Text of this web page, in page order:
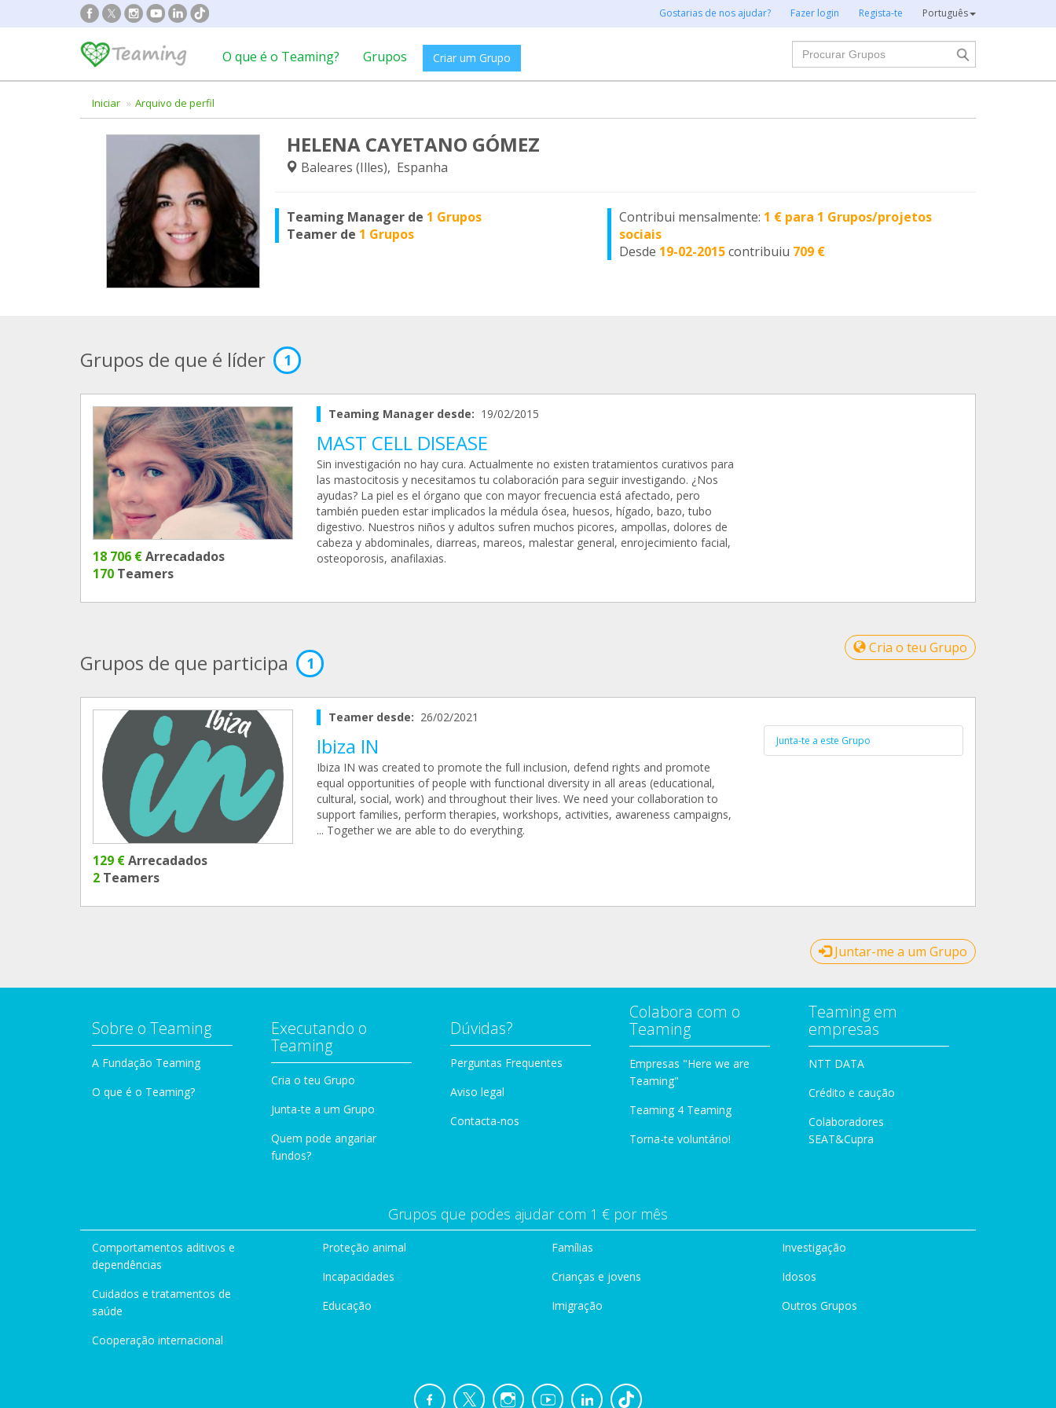
Gostarias de nos ajudar? Fazer login Regista-te Português
O que é o Teaming? Grupos Criar um Grupo
Procurar
Iniciar Arquivo de perfil
HELENA CAYETANO GÓMEZ
Baleares (Illes), Espanha
Teaming Manager de 1 Grupos
Teamer de 1 Grupos
Contribui mensalmente: 1 € para 1 Grupos/projetos
sociais
Desde 19-02-2015contribuiu 709 €
Grupos de que é líder 1
18 706 €Arrecadados
170 Teamers
Teaming Manager desde: 19/02/2015
MAST CELL DISEASE
Sin investigación no hay cura. Actualmente no existen tratamientos curativos para
las mastocitosis y necesitamos tu colaboración para seguir investigando. ¿Nos
ayudas? La piel es el órgano que con mayor frecuencia está afectado, pero
también pueden estar implicados la médula ósea, huesos, hígado, bazo, tubo
digestivo. Nuestros niños y adultos sufren muchos picores, ampollas, dolores de
cabeza y abdominales, diarreas, mareos, malestar general, enrojecimiento facial,
osteoporosis, anafilaxias.
Cria o teu Grupo
Grupos de que participa 1
129 €Arrecadados
2 Teamers
Teamer desde: 26/02/2021
Ibiza IN
Ibiza IN was created to promote the full inclusion, defend rights and promote
equal opportunities of people with functional diversity in all areas (educational,
cultural, social, work) and throughout their lives. We need your collaboration to
support families, perform therapies, workshops, activities, awareness campaigns,
... Together we are able to do everything.
Junta-te a este Grupo
Juntar-me a um Grupo
Sobre o Teaming
A Fundação Teaming
O que é o Teaming?
Executando o
Teaming
Cria o teu Grupo
Junta-te a um Grupo
Quem pode angariar
fundos?
Dúvidas?
Perguntas Frequentes
Aviso legal
Contacta-nos
Colabora com o
Teaming
Empresas "Here we are
Teaming"
Teaming 4 Teaming
Torna-te voluntário!
Teaming em
empresas
NTT DATA
Crédito e caução
Colaboradores
SEAT&Cupra
Grupos que podes ajudar com 1 € por mês
Comportamentos aditivos e
dependências
Cuidados e tratamentos de
saúde
Cooperação internacional
Proteção animal
Incapacidades
Educação
Famílias
Crianças e jovens
Imigração
Investigação
Idosos
Outros Grupos